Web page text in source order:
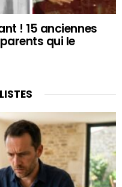
! 15 anciennes
qui le